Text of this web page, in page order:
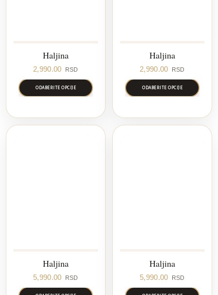
Haljina
2,990.00 RSD
ODABERITE OPCIJE
Haljina
2,990.00 RSD
ODABERITE OPCIJE
Haljina
5,990.00 RSD
Haljina
5,990.00 RSD